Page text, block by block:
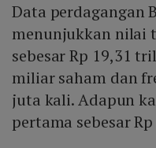
Data perdagangan
menunjukkan nilai
sebesar Rp 19,31
miliar saham dan
juta kali. Adapun
pertama sebesar